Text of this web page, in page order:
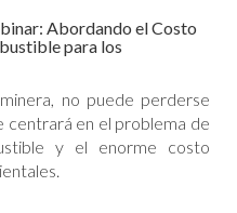
Abordando el Costo
para los
no puede perderse
centrará en el problema de
y el enorme costo